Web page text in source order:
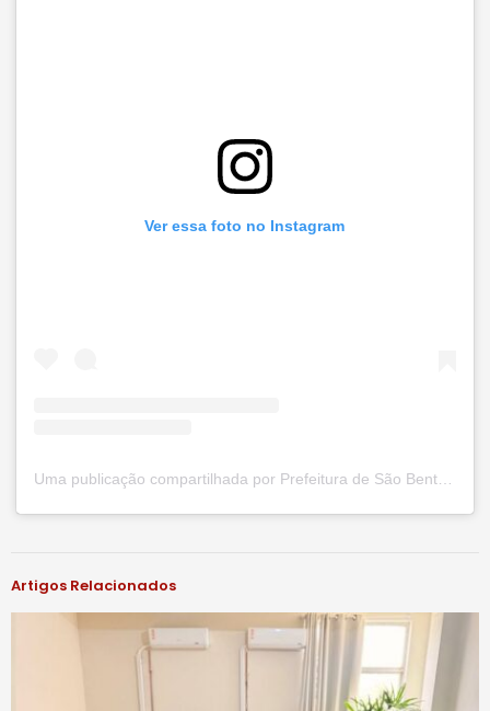
Ver essa foto no Instagram
#notíciassbu
Artigos Relacionados